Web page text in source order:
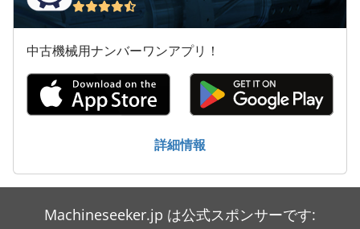
中古機械用ナンバーワンアプリ！
詳細情報
Machineseeker.jp は公式スポンサーです: